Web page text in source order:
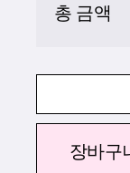
총 금액
장바구